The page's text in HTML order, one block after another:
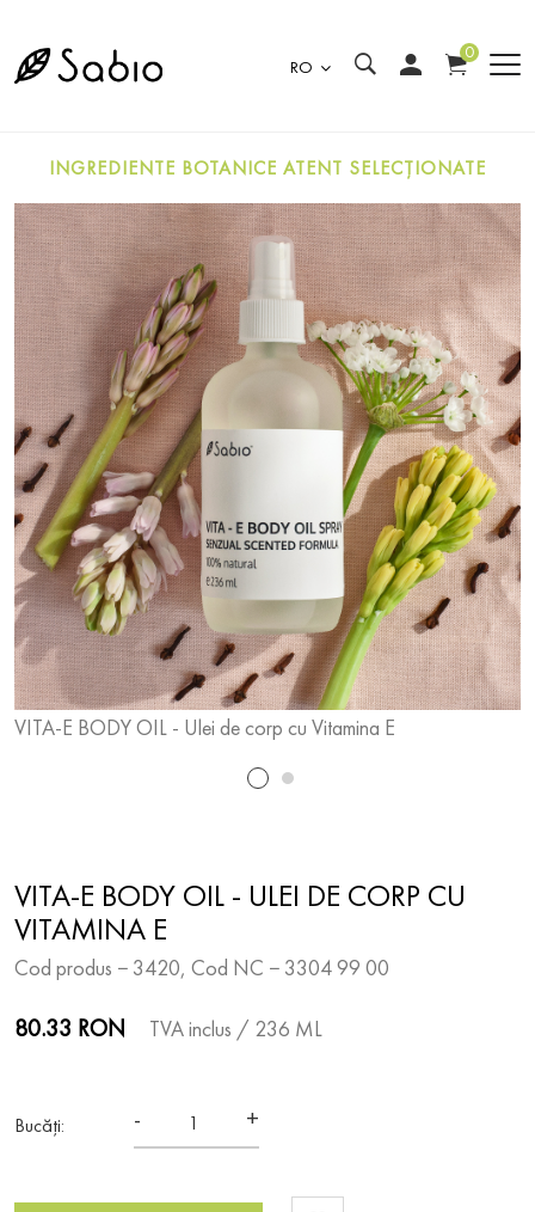
RO
0
INGREDIENTE BOTANICE ATENT SELECȚIONATE
VITA-E BODY OIL - Ulei de corp cu Vitamina E
VITA-E BODY OIL - ULEI DE CORP CU
VITAMINA E
Cod produs − 3420, Cod NC − 3304 99 00
80.33 RON TVA inclus / 236 ML
Bucăți: - +